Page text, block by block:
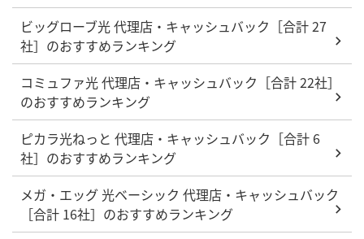
ビッグローブ光 代理店・キャッシュバック［合計 27
社］のおすすめランキング
コミュファ光 代理店・キャッシュバック［合計 22社］
のおすすめランキング
ピカラ光ねっと 代理店・キャッシュバック［合計 6
社］のおすすめランキング
メガ・エッグ 光ベーシック 代理店・キャッシュバック
［合計 16社］のおすすめランキング